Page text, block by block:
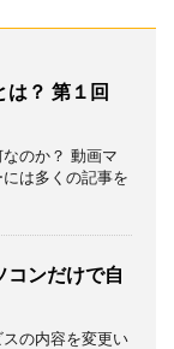
は？ 第１回
のか？ 動画マ
は多くの記事を
コンだけで自
の内容を変更い